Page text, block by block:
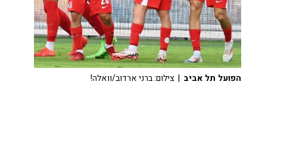
הפועל תל אביב | צילום: ברני ארדוב/וואלה!